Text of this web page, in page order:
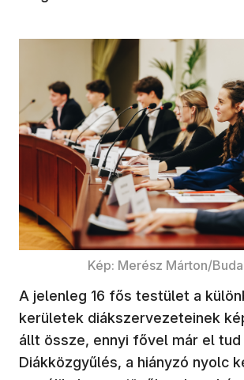
Kép: Merész Márton/
A jelenleg 16 fős testület a
kerületek diákszervezeteinek
állt össze, ennyi fővel már el tud
Diákközgyűlés, a hiányzó nyolc